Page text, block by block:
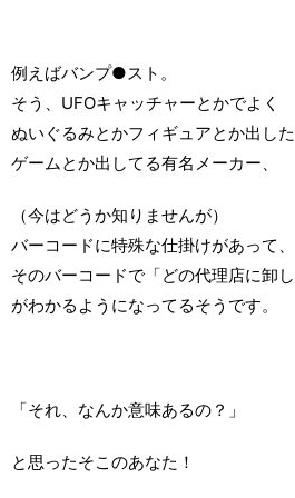
例えばバンプ●スト。
そう、UFOキャッチャーとかでよく
ぬいぐるみとかフィギュアとか出し
ゲームとか出してる有名メーカー、
（今はどうか知りませんが）
バーコードに特殊な仕掛けがあって、
そのバーコードで「どの代理店に卸し
がわかるようになってるそうです。
「それ、なんか意味あるの？」
と思ったそこのあなた！